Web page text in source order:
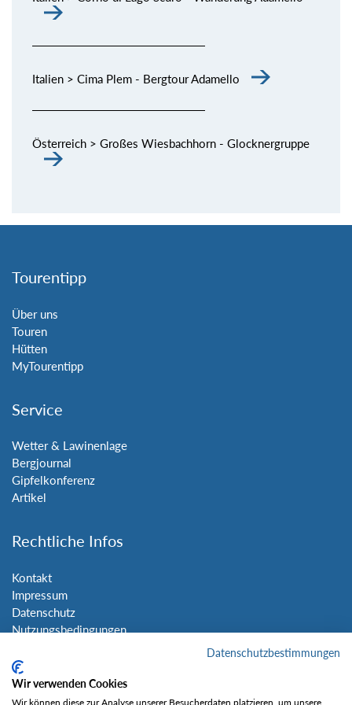
Italien > Cima Plem - Bergtour Adamello
Österreich > Großes Wiesbachhorn - Glocknergruppe
Tourentipp
Über uns
Touren
Hütten
MyTourentipp
Service
Wetter & Lawinenlage
Bergjournal
Gipfelkonferenz
Artikel
Rechtliche Infos
Kontakt
Impressum
Datenschutz
Nutzungsbedingungen
Social Media
Datenschutzbestimmungen
Wir verwenden Cookies
Wir können diese zur Analyse unserer Besucherdaten platzieren, um unsere